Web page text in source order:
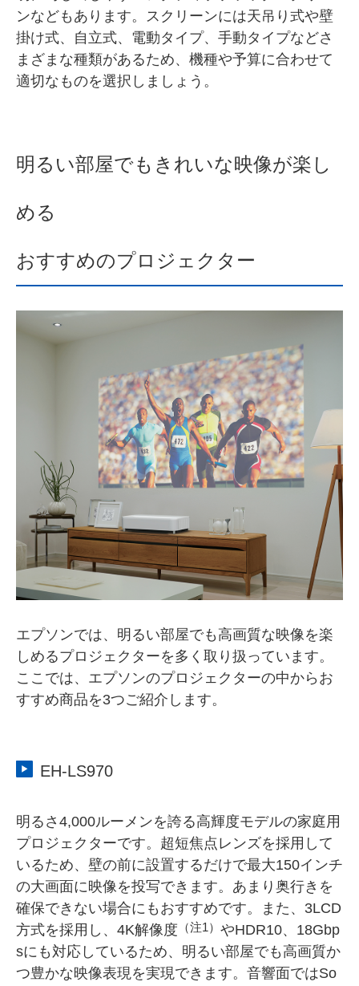
ンなどもあります。スクリーンには天吊り式や壁
掛け式、自立式、電動タイプ、手動タイプなどさ
まざまな種類があるため、機種や予算に合わせて
適切なものを選択しましょう。
明るい部屋でもきれいな映像が楽し
める
おすすめのプロジェクター
エプソンでは、明るい部屋でも高画質な映像を楽
しめるプロジェクターを多く取り扱っています。
ここでは、エプソンのプロジェクターの中からお
すすめ商品を3つご紹介します。
EH-LS970
明るさ4,000ルーメンを誇る高輝度モデルの家庭用
プロジェクターです。超短焦点レンズを採用して
いるため、壁の前に設置するだけで最大150インチ
の大画面に映像を投写できます。あまり奥行きを
確保できない場合にもおすすめです。また、3LCD
方式を採用し、4K解像度 （注1） やHDR10、18Gbp
sにも対応しているため、明るい部屋でも高画質か
つ豊かな映像表現を実現できます。音響面ではSo